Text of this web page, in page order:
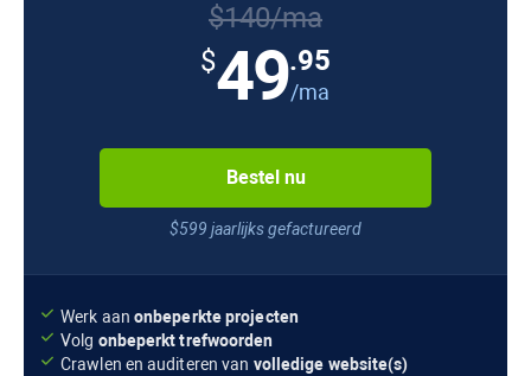
$140/ma
$49.95
/ma
Bestel nu
$599 jaarlijks gefactureerd
Werk aan onbeperkte projecten
Volg onbeperkt trefwoorden
Crawlen en auditeren van volledige website(s)